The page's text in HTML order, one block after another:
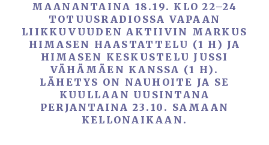
MAANANTAINA 18.19. KLO 22–24
TOTUUSRADIOSSA VAPAAN
LIIKKUVUUDEN AKTIIVIN MARKUS
HIMASEN HAASTATTELU (1 H) JA
HIMASEN KESKUSTELU JUSSI
VÄHÄMÄEN KANSSA (1 H).
LÄHETYS ON NAUHOITE JA SE
KUULLAAN UUSINTANA
PERJANTAINA 23.10. SAMAAN
KELLONAIKAAN.